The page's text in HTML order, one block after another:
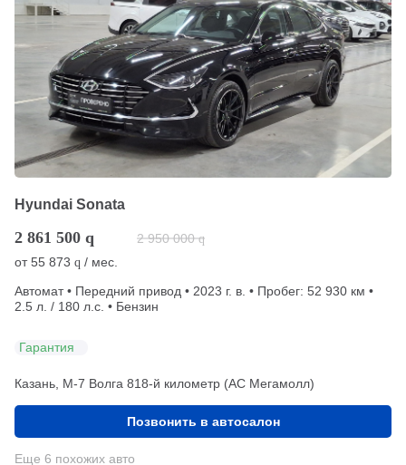
Hyundai Sonata
2 861 500 q 2 950 000 q
от55 873 q / мес.
Автомат • Передний привод • 2023 г. в. • Пробег: 52 930 км •
2.5 л. / 180 л.с. • Бензин
Гарантия
Казань, М-7 Волга 818-й километр (АС Мегамолл)
Позвонить в автосалон
Еще 6 похожих авто